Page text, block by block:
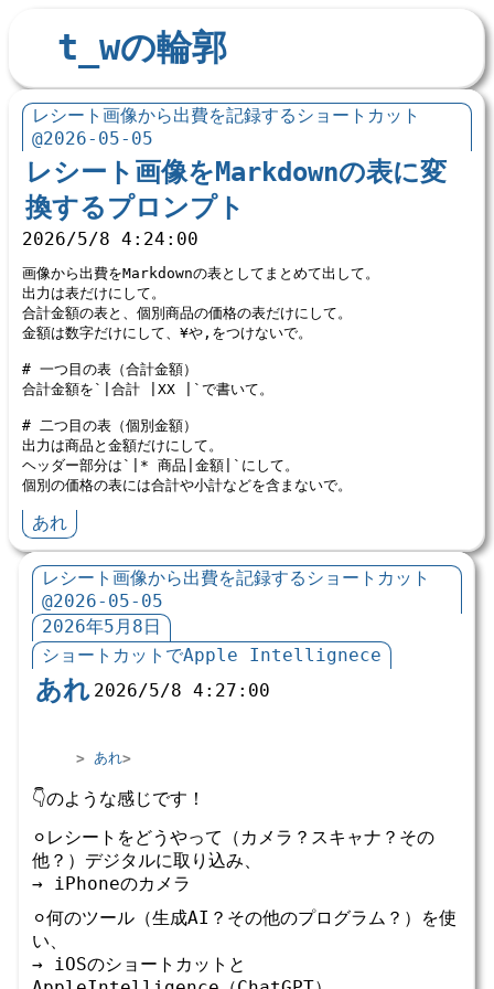
t_wの輪郭
レシート画像から出費を記録するショートカット
@2026-05-05
レシート画像をMarkdownの表に変
換するプロンプト
2026/5/8 4:24:00
画像から出費をMarkdownの表としてまとめて出して。
出力は表だけにして。
合計金額の表と、個別商品の価格の表だけにして。
金額は数字だけにして、¥や,をつけないで。
# 一つ目の表（合計金額）
合計金額を `|合計 |XX |` で書いて。
# 二つ目の表（個別金額）
出力は商品と金額だけにして。
ヘッダー部分は `|* 商品|金額|` にして。
あれ
レシート画像から出費を記録するショートカット
@2026-05-05
2026年5月8日
ショートカットでApple Intellignece
あれ 2026/5/8 4:27:00
あれ
👇のような感じです！
⚪︎レシートをどうやって（カメラ？スキャナ？その
他？）デジタルに取り込み、
→ iPhoneのカメラ
⚪︎何のツール（生成AI？その他のプログラム？）を使
い、
→ iOSのショートカットと